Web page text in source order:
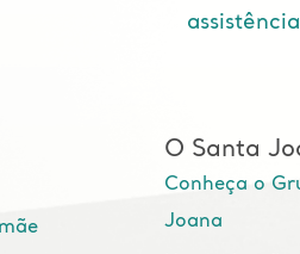
O Santa
Conheça o
Joana